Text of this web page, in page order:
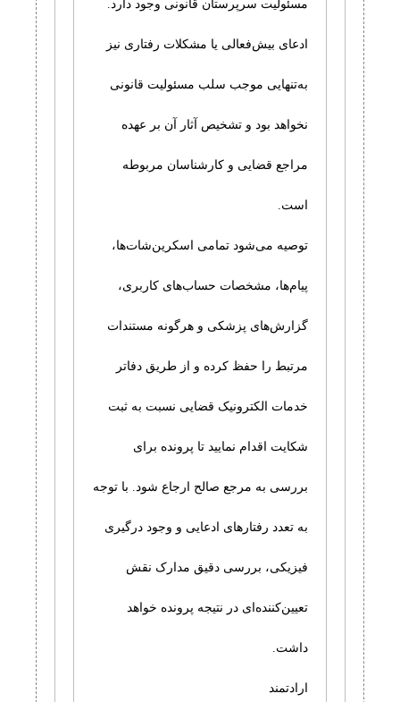
مسئولیت سرپرستان قانونی وجود دارد.
ادعای بیش‌فعالی یا مشکلات رفتاری نیز
به‌تنهایی موجب سلب مسئولیت قانونی
نخواهد بود و تشخیص آثار آن بر عهده
مراجع قضایی و کارشناسان مربوطه
است.
توصیه می‌شود تمامی اسکرین‌شات‌ها،
پیام‌ها، مشخصات حساب‌های کاربری،
گزارش‌های پزشکی و هرگونه مستندات
مرتبط را حفظ کرده و از طریق دفاتر
خدمات الکترونیک قضایی نسبت به ثبت
شکایت اقدام نمایید تا پرونده برای
بررسی به مرجع صالح ارجاع شود. با توجه
به تعدد رفتارهای ادعایی و وجود درگیری
فیزیکی، بررسی دقیق مدارک نقش
تعیین‌کننده‌ای در نتیجه پرونده خواهد
داشت.
ارادتمند